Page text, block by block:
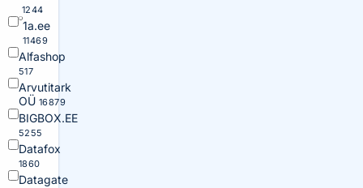
1244
1a.ee
11469
Alfashop
517
Arvutitark
OÜ 16879
BIGBOX.EE
5255
Datafox
1860
Datagate